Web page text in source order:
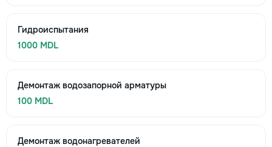
Гидроиспытания
1000 MDL
Демонтаж водозапорной арматуры
100 MDL
Демонтаж водонагревателей